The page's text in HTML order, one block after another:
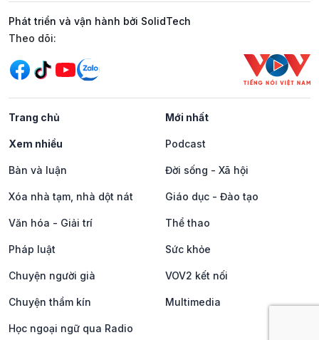
Phát triển và vận hành bởi SolidTech
Mạng xã hội
Theo dõi:
Trang chủ Mới nhất
Xem nhiều Podcast
Bàn và luận Đời sống - Xã hội
Xóa nhà tạm, nhà dột nát Giáo dục - Đào tạo
Văn hóa - Giải trí Thể thao
Pháp luật Sức khỏe
Chuyện người già VOV2 kết nối
Chuyện thầm kín Multimedia
Học ngoại ngữ qua Radio